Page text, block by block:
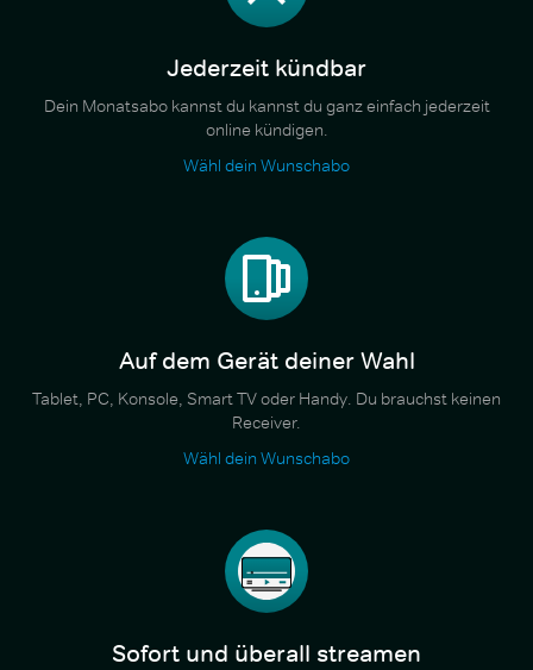
Jederzeit kündbar
Dein Monatsabo kannst du kannst du ganz einfach jederzeit
online kündigen.
Wähl dein Wunschabo
Auf dem Gerät deiner Wahl
Tablet, PC, Konsole, Smart TV oder Handy. Du brauchst keinen
Receiver.
Wähl dein Wunschabo
Sofort und überall streamen